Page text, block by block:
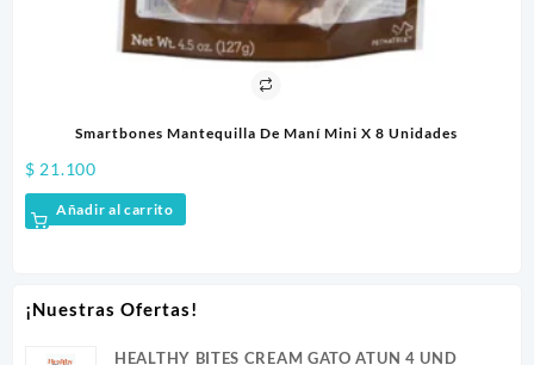
Smartbones Mantequilla De Maní Mini X 8 Unidades
$ 21.100
Añadir al carrito
¡Nuestras Ofertas!
HEALTHY BITES CREAM GATO ATUN 4 UND